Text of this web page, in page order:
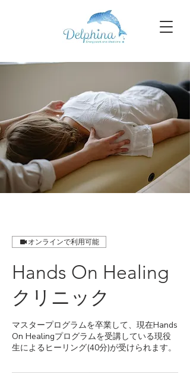
オンラインで利用可能
Hands On Healing
クリニック
マスタープログラムを卒業して、現在Hands
On Healingプログラムを受講している現役
生によるヒーリング(40分)が受けられます。